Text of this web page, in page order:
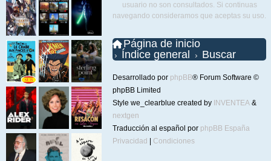
usuario no son consultados. Si continuas
navegando consideramos que aceptas su uso.
Página de inicio
Índice general
Buscar
Desarrollado por phpBB® Forum Software ©
phpBB Limited
Style we_clearblue created by INVENTEA &
nextgen
Traducción al español por phpBB España
Privacidad
Condiciones